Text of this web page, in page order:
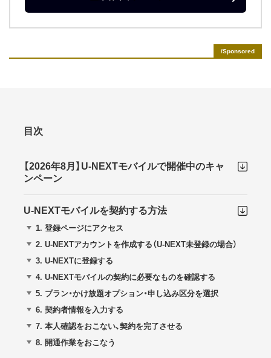
目次
【2026年8月】U-NEXTモバイルで開催中のキャ
ンペーン
U-NEXTモバイルを契約する方法
1. 登録ページにアクセス
2. U-NEXTアカウントを作成する（U-NEXT未登録の場合）
3. U-NEXTに登録する
4. U-NEXTモバイルの契約に必要なものを確認する
5. プラン・かけ放題オプション・申し込み区分を選択
6. 契約者情報を入力する
7. 本人確認をおこない、契約を完了させる
8. 開通作業をおこなう